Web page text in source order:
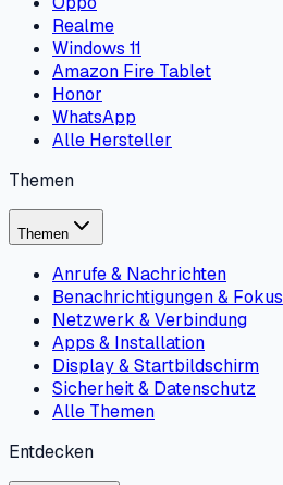
Realme
Windows 11
Amazon Fire Tablet
Honor
WhatsApp
Alle Hersteller
Themen
Themen
Anrufe & Nachrichten
Benachrichtigungen & Fokus
Netzwerk & Verbindung
Apps & Installation
Display & Startbildschirm
Sicherheit & Datenschutz
Alle Themen
Entdecken